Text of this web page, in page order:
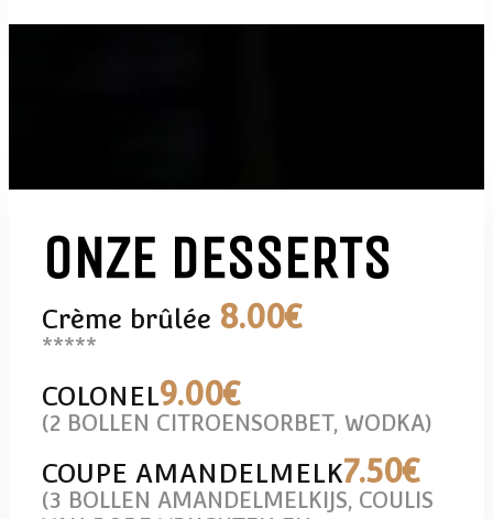
ONZE DESSERTS
Crème brûlée 8.00€
*****
COLONEL9.00€
(2 BOLLEN CITROENSORBET, WODKA)
COUPE AMANDELMELK7.50€
(3 BOLLEN AMANDELMELKIJS, COULIS